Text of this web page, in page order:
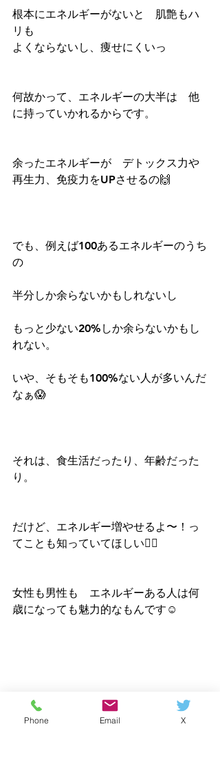
根本にエネルギーがないと　肌艶もハ
リも
よくならないし、痩せにくいっ
何故かって、エネルギーの大半は　他
に持っていかれるからです。
余ったエネルギーが　デトックス力や
再生力、免疫力をUPさせるの🙌
でも、例えば100あるエネルギーのうち
の
半分しか余らないかもしれないし
もっと少ない20%しか余らないかもし
れない。
いや、そもそも100%ない人が多いんだ
なぁ😱
それは、食生活だったり、年齢だった
り。
だけど、エネルギー増やせるよ〜！っ
てことも知っていてほしい🙆‍♀️
女性も男性も　エネルギーある人は何
歳になっても魅力的なもんです☺️
Phone Email X